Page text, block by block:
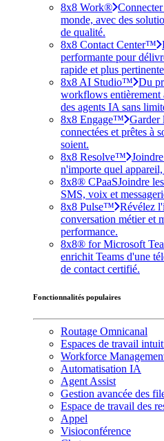
8x8 Work®
monde, avec des
de qualité.
8x8 Contact Center™
performante pour
rapide et plus
8x8 AI Studio™ Du
workflows entièrement
des agents IA sans
8x8 Engage™ Garder
connectées et prêtes à
soient.
8x8 Resolve™
n'importe quel
8x8® CPaaSJoindre
SMS, voix et
8x8 Pulse™ Révélez
conversation métier et
performance.
8x8® for Microsoft
enrichit Teams d'une
de contact certifié.
Fonctionnalités populaires
Routage Omnicanal
Espaces de travail
Workforce
Automatisation IA
Agent Assist
Gestion avancée des
Espace de travail des
Appel
Visioconférence